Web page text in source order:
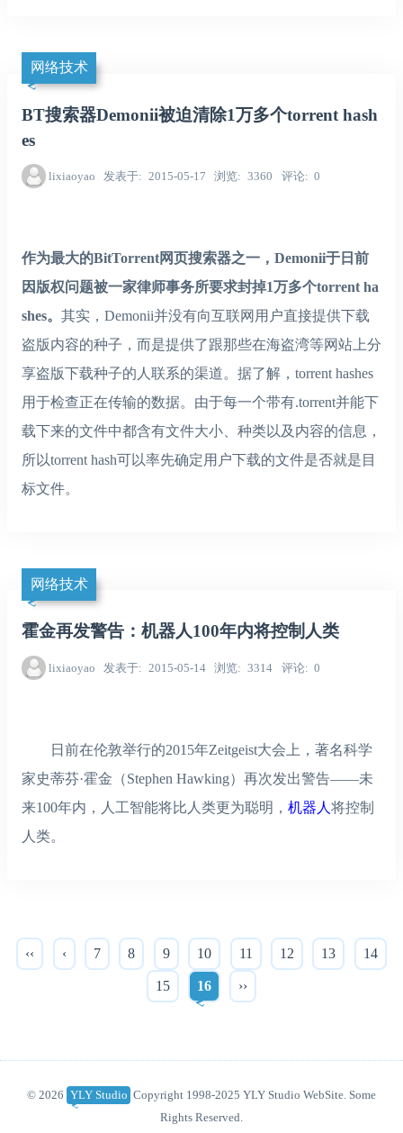
网络技术
BT搜索器Demonii被迫清除1万多个torrent hash
es
lixiaoyao 发表于 2015-05-17 浏览 3360 评论 0
作为最大的BitTorrent网页搜索器之一，Demonii于日前
因版权问题被一家律师事务所要求封掉1万多个torrent ha
shes。 其实，Demonii并没有向互联网用户直接提供下载
盗版内容的种子，而是提供了跟那些在海盗湾等网站上分
享盗版下载种子的人联系的渠道。据了解，torrent hashes
用于检查正在传输的数据。由于每一个带有.torrent并能下
载下来的文件中都含有文件大小、种类以及内容的信息，
所以torrent hash可以率先确定用户下载的文件是否就是目
标文件。
网络技术
霍金再发警告：机器人100年内将控制人类
lixiaoyao 发表于 2015-05-14 浏览 3314 评论 0
日前在伦敦举行的2015年Zeitgeist大会上，著名科学
家史蒂芬·霍金（Stephen Hawking）再次发出警告——未
来100年内，人工智能将比人类更为聪明， 机器人 将控制
人类。
‹‹ ‹ 7 8 9 10 11 12 13 14
15 16 ››
© 2026 YLY Studio Copyright 1998-2025 YLY Studio WebSite. Some
Rights Reserved.